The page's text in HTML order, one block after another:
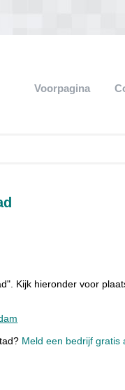
Voorpagina
Kijk hieronder voor
Meld een bedrijf gratis